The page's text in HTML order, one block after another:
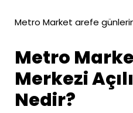
Metro Market arefe
Metro
Merkezi
Nedir?